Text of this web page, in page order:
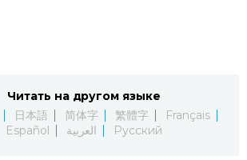
Читать на другом языке
日本語 简体字 繁體字
Français
Español
العربية Русский